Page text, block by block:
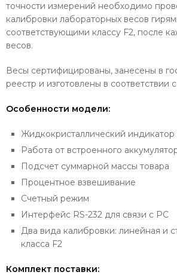
точности измерений необходимо
калибровки лабораторных весов
соответствующими классу F2, после
весов.
Весы сертифицированы, занесены в
реестр и изготовлены в соответствии
Особенности модели:
Жидкокристаллический индикатор
Работа от встроенного
Подсчет суммарной массы товара
Процентное взвешивание
Счетный режим
Интерфейс RS-232 для связи с PC
Два вида калибровки: линейная и
класса F2
Комплект поставки: